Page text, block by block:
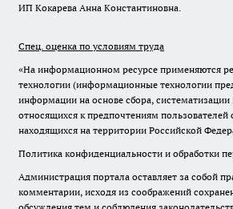
ИП Кокарева Анна Константиновна.
Спец. оценка по условиям труда
«На информационном ресурсе применяются
технологии (информационные технологии
информации на основе сбора, систематизации
относящихся к предпочтениям пользователей
находящихся на территории Российской
Политика конфиденциальности и обработки
Администрация портала оставляет за собой
комментарии, исходя из соображений